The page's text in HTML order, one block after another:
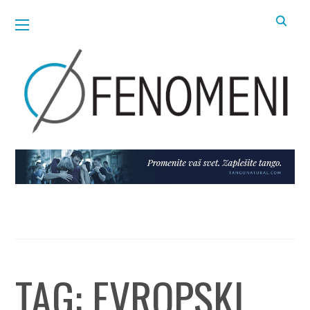
TAG: EVROPSKI